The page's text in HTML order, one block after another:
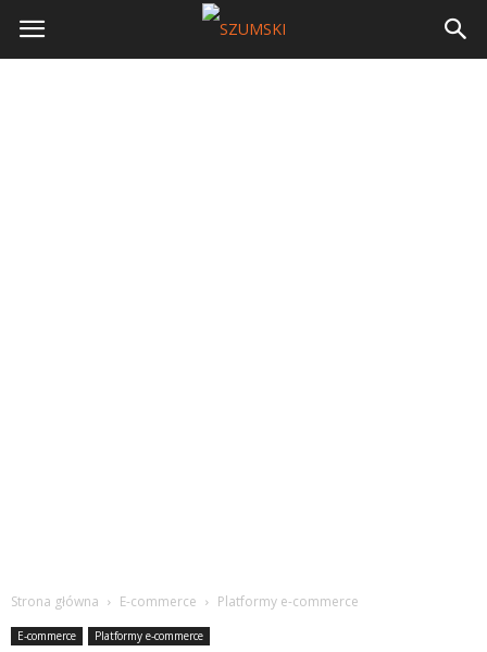
Strona główna E-commerce Platformy e-commerce
E-commerce Platformy e-commerce